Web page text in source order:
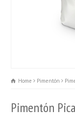
Home Pimentón
Pimentón